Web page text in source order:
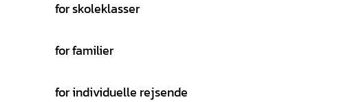
for skoleklasser
for familier
for individuelle rejsende